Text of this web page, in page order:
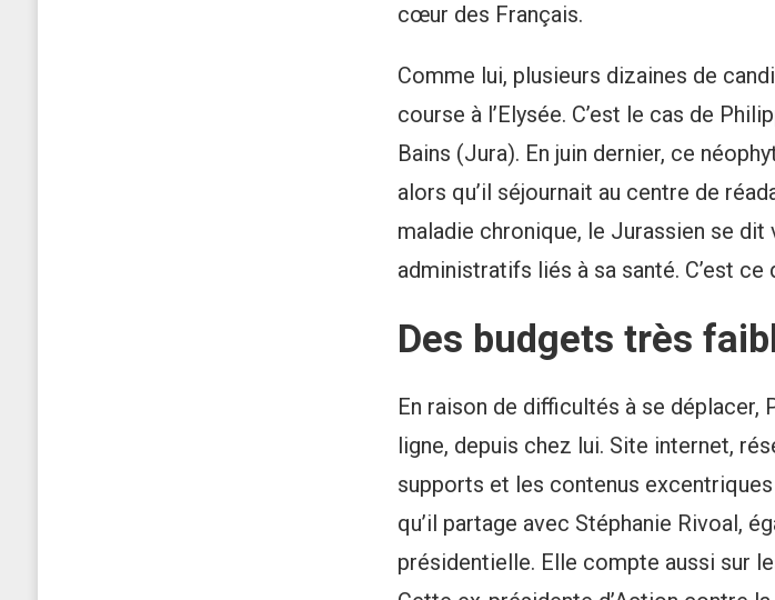
cœur des Français.
Comme lui, plusieurs dizaines de
course à l’Elysée. C’est le cas de
Bains (Jura). En juin dernier, ce
alors qu’il séjournait au centre de
maladie chronique, le Jurassien se
administratifs liés à sa santé. C’est
Des budgets très
En raison de difficultés à se déplacer,
ligne, depuis chez lui. Site internet,
supports et les contenus
qu’il partage avec Stéphanie Rivoal,
présidentielle. Elle compte aussi sur